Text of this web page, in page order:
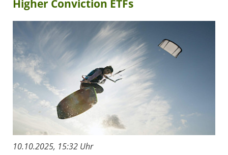
Higher Conviction ETFs
10.10.2025, 15:32 Uhr